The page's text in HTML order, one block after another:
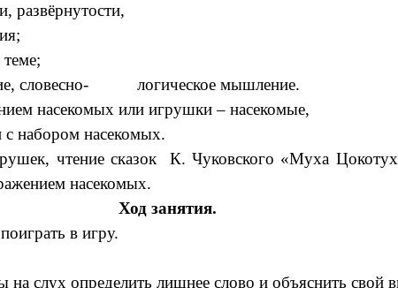
логическое мышление.
насекомых или игрушки – насекомые,
набором насекомых.
чтение сказок К. Чуковского «Муха
насекомых.
Ход занятия.
в игру.
определить лишнее слово и объяснить свой